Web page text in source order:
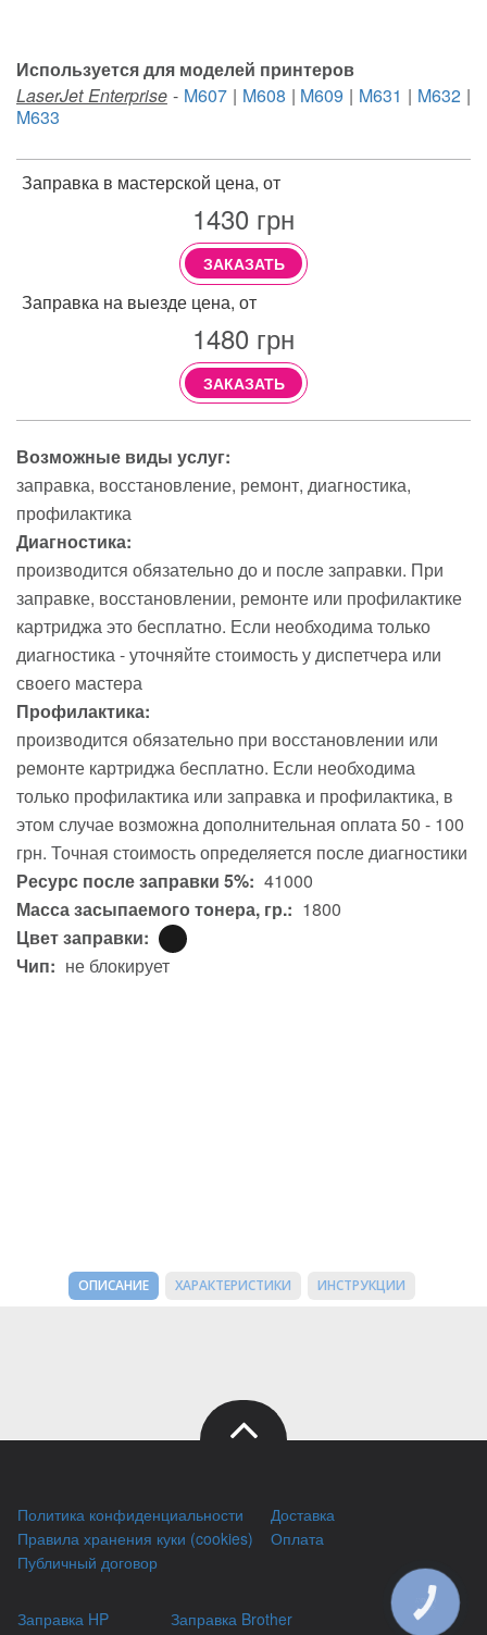
Используется для моделей принтеров
LaserJet Enterprise- M607| M608 | M609 | M631 | M632 |
M633
Заправка в мастерской цена, от
1430 грн
ЗАКАЗАТЬ
Заправка на выезде цена, от
1480 грн
ЗАКАЗАТЬ
Возможные виды услуг:
заправка восстановление ремонт диагностика
профилактика
Диагностика:
производится обязательно до и после заправки. При
заправке, восстановлении, ремонте или профилактике
картриджа это бесплатно. Если необходима только
диагностика - уточняйте стоимость у диспетчера или
своего мастера
Профилактика:
производится обязательно при восстановлении или
ремонте картриджа бесплатно. Если необходима
только профилактика или заправка и профилактика, в
этом случае возможна дополнительная оплата 50 - 100
грн. Точная стоимость определяется после диагностики
Ресурс после заправки 5%: 41000
Масса засыпаемого тонера, гр.: 1800
Цвет заправки:
Чип: не блокирует
ОПИСАНИЕ ХАРАКТЕРИСТИКИ ИНСТРУКЦИИ
Политика конфиденциальности
Правила хранения куки (cookies)
Публичный договор
Доставка
Оплата
Заправка HP
Заправка Brother
КНОПКА
ЗВ'ЯЗКУ